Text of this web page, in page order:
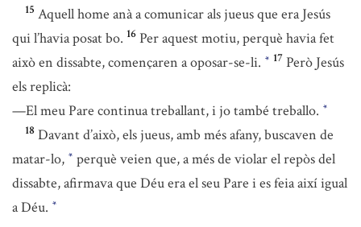
15 Aquell home anà a comunicar als jueus que era Jesús
qui l’havia posat bo. 16 Per aquest motiu, perquè havia fet
això en dissabte, començaren a oposar-se-li. * 17 Però Jesús
els replicà:
—El meu Pare continua treballant, i jo també treballo. *
18 Davant d’això, els jueus, amb més afany, buscaven de
matar-lo, * perquè veien que, a més de violar el repòs del
dissabte, afirmava que Déu era el seu Pare i es feia així igual
a Déu. *